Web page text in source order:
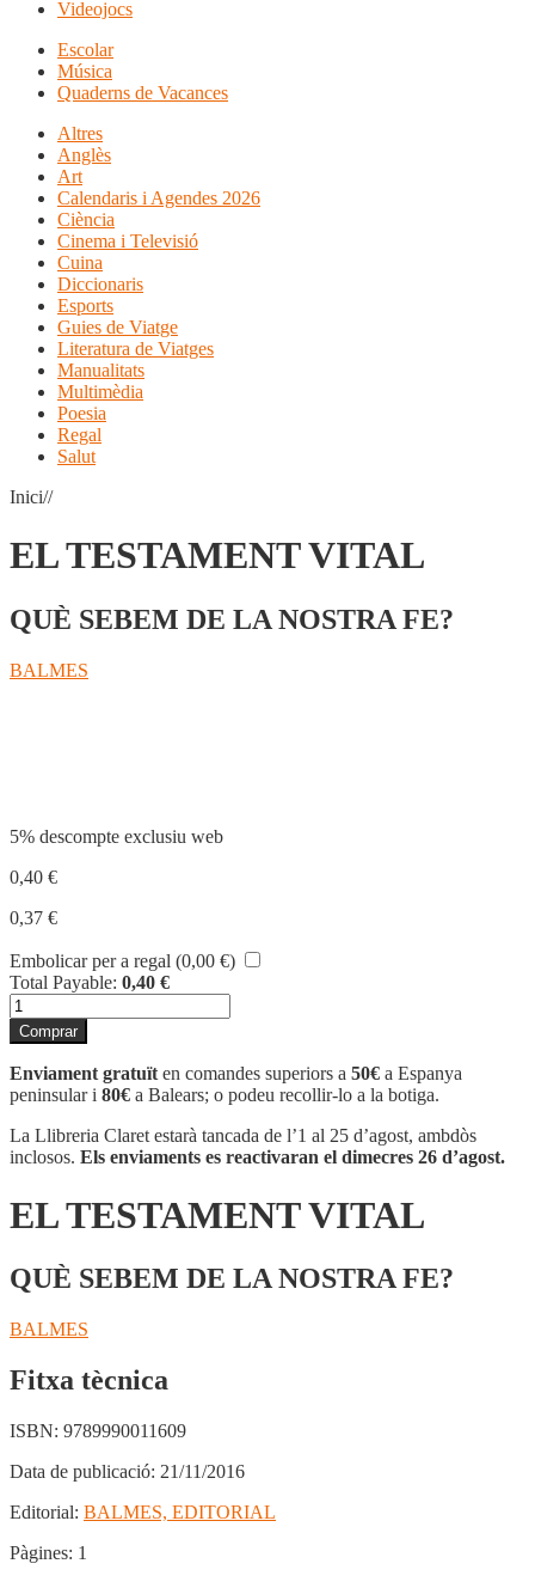
Videojocs
Escolar
Música
Quaderns de Vacances
Altres
Anglès
Art
Calendaris i Agendes 2026
Ciència
Cinema i Televisió
Cuina
Diccionaris
Esports
Guies de Viatge
Literatura de Viatges
Manualitats
Multimèdia
Poesia
Regal
Salut
Inici//
EL TESTAMENT VITAL
QUÈ SEBEM DE LA NOSTRA FE?
BALMES
5% descompte exclusiu web
0,40 €
0,37 €
Embolicar per a regal (0,00 €)
Total Payable: 0,40 €
quantitat
de
EL
TESTAMENT
VITAL
Comprar
Enviament gratuït en comandes superiors a 50€ a Espanya
peninsular i 80€ a Balears; o podeu recollir-lo a la botiga.
La Llibreria Claret estarà tancada de l’1 al 25 d’agost, ambdòs
inclosos. Els enviaments es reactivaran el dimecres 26 d’agost.
EL TESTAMENT VITAL
QUÈ SEBEM DE LA NOSTRA FE?
BALMES
Fitxa tècnica
ISBN: 9789990011609
Data de publicació: 21/11/2016
Editorial: BALMES, EDITORIAL
Pàgines: 1